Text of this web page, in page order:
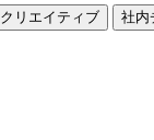
クリエイティブ 社内